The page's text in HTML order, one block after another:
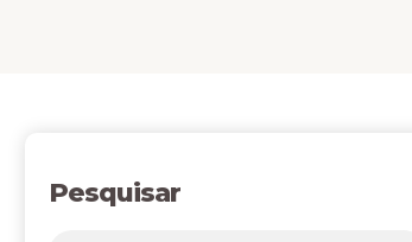
Pesquisar